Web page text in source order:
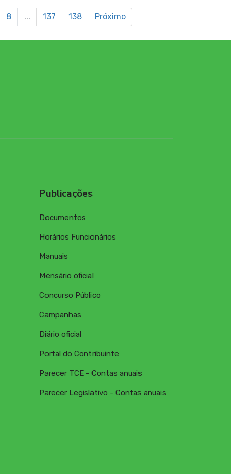
8 ... 137 138 Próximo
Publicações
Documentos
Horários Funcionários
Manuais
Mensário oficial
Concurso Público
Campanhas
Diário oficial
Portal do Contribuinte
Parecer TCE - Contas anuais
Parecer Legislativo - Contas anuais